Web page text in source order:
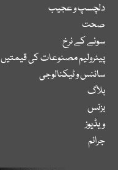
دلچسپ و عجیب
صحت
سونے کے نرخ
پیٹرولیم مصنوعات کی قیمتیں
سائنس و ٹیکنالوجی
بلاگ
بزنس
ویڈیوز
جرائم